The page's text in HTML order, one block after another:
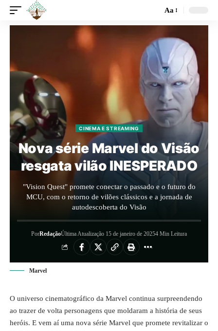
Aa
CINEMA E STREAMING
Nova série Marvel do Visão
resgata vilão INESPERADO
"Vision Quest" promete conectar o passado e o futuro do
MCU, com o retorno de vilões clássicos e a jornada de
autodescoberta do Visão
PorRedaçãoÚltima Atualização 15 de janeiro de 20254 Min Leitura
Marvel
O universo cinematográfico da Marvel continua surpreendendo
ao trazer de volta personagens que moldaram a história de seus
heróis. E vem aí uma nova série Marvel que promete revitalizar o